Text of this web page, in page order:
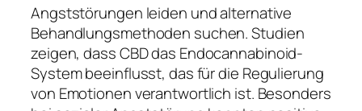
Angststörungen leiden und alternative
Behandlungsmethoden suchen. Studien
zeigen, dass CBD das Endocannabinoid-
System beeinflusst, das für die Regulierung
von Emotionen verantwortlich ist. Besonders